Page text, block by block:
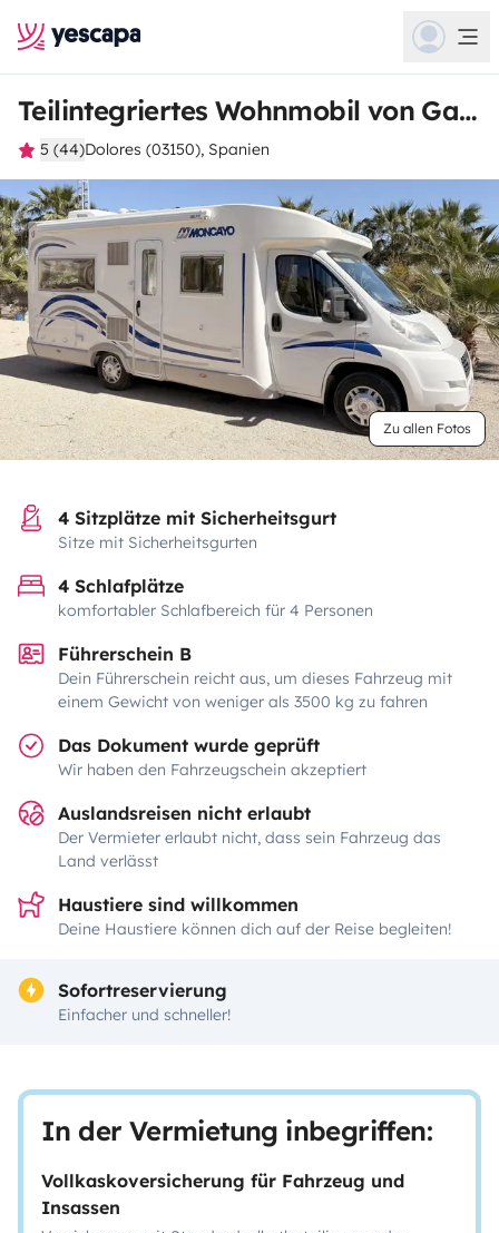
Teilintegriertes Wohnmobil von Gary
5 (44)Dolores (03150), Spanien
Zu allen Fotos
4 Sitzplätze mit Sicherheitsgurt
Sitze mit Sicherheitsgurten
4 Schlafplätze
komfortabler Schlafbereich für 4 Personen
Führerschein B
Dein Führerschein reicht aus, um dieses Fahrzeug mit
einem Gewicht von weniger als 3500 kg zu fahren
Das Dokument wurde geprüft
Wir haben den Fahrzeugschein akzeptiert
Auslandsreisen nicht erlaubt
Der Vermieter erlaubt nicht, dass sein Fahrzeug das
Land verlässt
Haustiere sind willkommen
Deine Haustiere können dich auf der Reise begleiten!
Sofortreservierung
Einfacher und schneller!
In der Vermietung inbegriffen:
Vollkaskoversicherung für Fahrzeug und
Insassen